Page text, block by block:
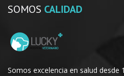
SOMOS CALIDAD
Somos excelencia en salud desde